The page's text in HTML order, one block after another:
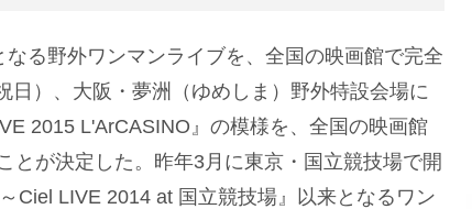
る野外ワンマンライブを、全国の映画館で完全
日）、大阪・夢洲（ゆめしま）野外特設会場に
2015 L'ArCASINO』の模様を、全国の映画館
とが決定した。昨年3月に東京・国立競技場で開
Ciel LIVE 2014 at 国立競技場』以来となるワン